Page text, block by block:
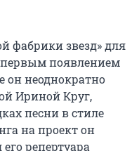
фабрики звезд» для
первым появлением
он неоднократно
Ириной Круг,
песни в стиле
на проект он
репертуара